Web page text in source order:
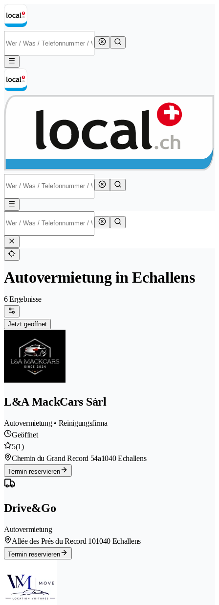
Autovermietung in Echallens
6 Ergebnisse
Jetzt geöffnet
L&A MackCars Sàrl
Autovermietung • Reinigungsfirma
Geöffnet
5(1)
Chemin du Grand Record 54a1040 Echallens
Termin reservieren
Drive&Go
Autovermietung
Allée des Prés du Record 101040 Echallens
Termin reservieren